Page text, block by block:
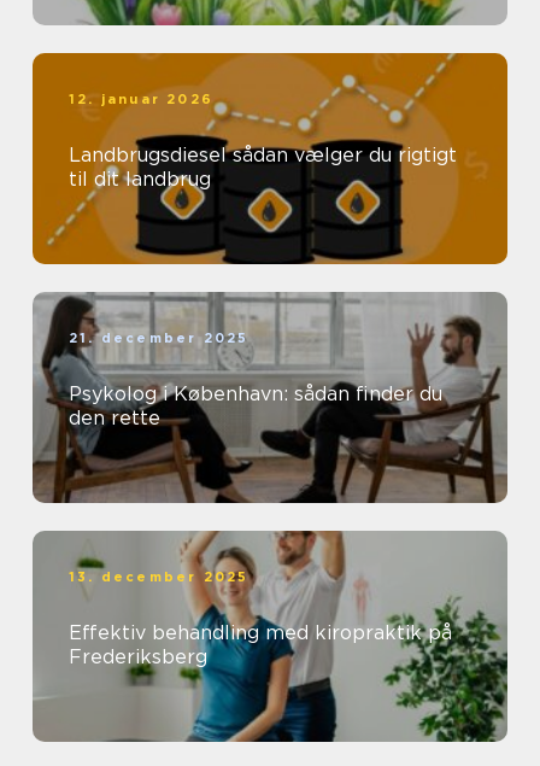
12. januar 2026
Landbrugsdiesel sådan vælger du rigtigt
til dit landbrug
21. december 2025
Psykolog i København: sådan finder du
den rette
13. december 2025
Effektiv behandling med kiropraktik på
Frederiksberg